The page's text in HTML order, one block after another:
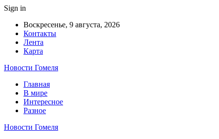
Sign in
Воскресенье, 9 августа, 2026
Контакты
Лента
Карта
Новости Гомеля
Главная
В мире
Интересное
Разное
Новости Гомеля